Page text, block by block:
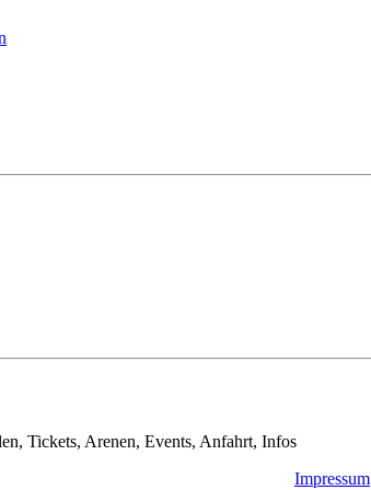
Tickets, Arenen, Events, Anfahrt, Infos
Impressum